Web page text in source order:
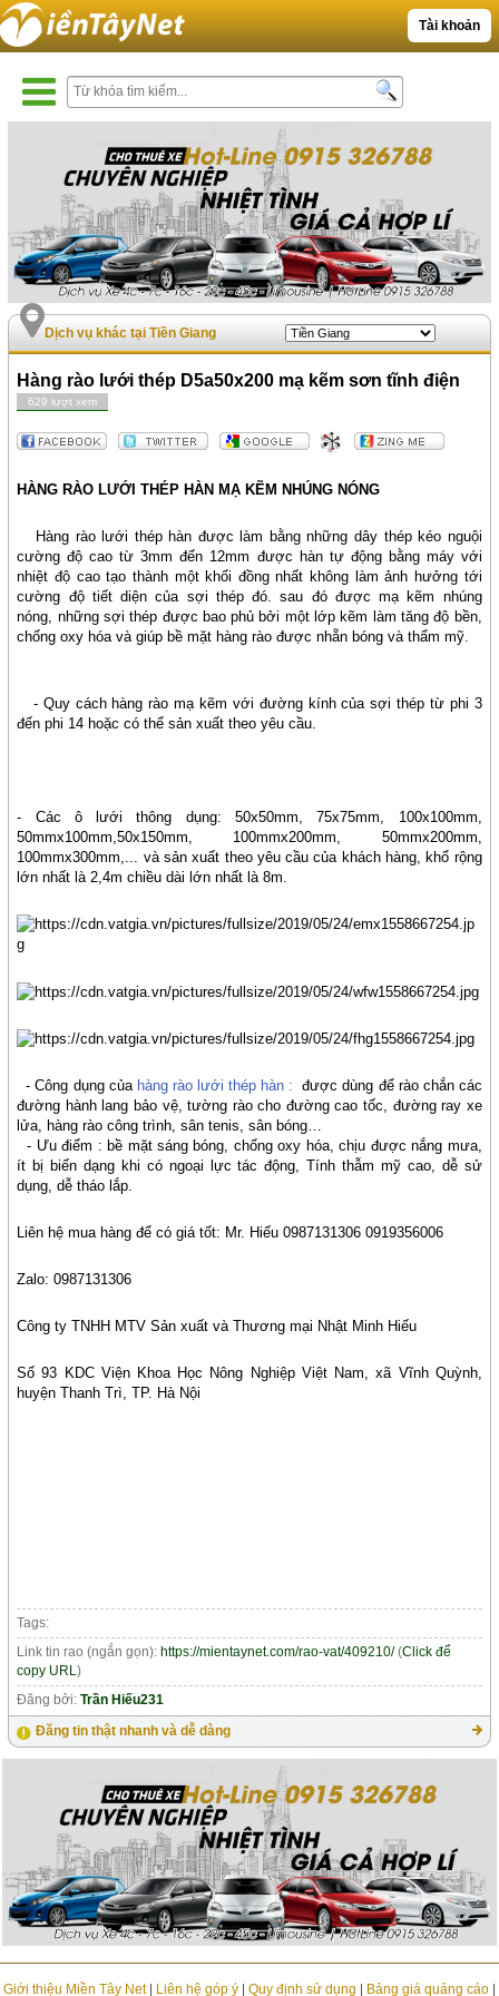
Tài khoản
Dịch vụ khác tại Tiền Giang
Hàng rào lưới thép D5a50x200 mạ kẽm sơn tĩnh điện
629 lượt xem
HÀNG RÀO LƯỚI THÉP HÀN MẠ KẼM NHÚNG NÓNG
Hàng rào lưới thép hàn được làm bằng những dây thép kéo nguội
cường độ cao từ 3mm đến 12mm được hàntự động bằng máy với
nhiệt độ cao tạo thành một khối đồng nhất không làm ảnh hưởng tới
cường độ tiết diện của sợi thép đó. sau đó đượcmạ kẽm nhúng
nóng, những sợi thép được bao phủ bởi một lớp kẽm làm tăng độ bền,
chống oxy hóa và giúp bề mặt hàng rào được nhẵn bóng và thẩm mỹ.
- Quy cách hàng rào mạ kẽm với đường kính của sợi thép từ phi 3
đến phi 14 hoặc có thể sản xuất theo yêu cầu.
- Các ô lưới thông dụng: 50x50mm, 75x75mm, 100x100mm,
50mmx100mm,50x150mm, 100mmx200mm, 50mmx200mm,
100mmx300mm,... và sản xuất theo yêu cầu của khách hàng, khổ rộng
lớn nhất là 2,4m chiều dài lớn nhất là 8m.
- Công dụng của hàng rào lưới thép hàn : được dùng để rào chắn các
đường hành lang bảo vệ, tường rào cho đường cao tốc, đường ray xe
lửa, hàng rào công trình, sân tenis, sân bóng…
- Ưu điểm : bề mặt sáng bóng, chống oxy hóa, chịu được nắng mưa,
ít bị biến dạng khi có ngoại lực tác động, Tính thẫm mỹ cao, dễ sử
dụng, dễ tháo lắp.
Liên hệ mua hàng để có giá tốt: Mr. Hiếu 0987131306 0919356006
Zalo: 0987131306
Công ty TNHH MTV Sản xuất và Thương mại Nhật Minh Hiếu
Số 93 KDC Viện Khoa Học Nông Nghiệp Việt Nam, xã Vĩnh Quỳnh,
huyện Thanh Trì, TP. Hà Nội
Tags:
Link tin rao (ngắn gọn): https://mientaynet.com/rao-vat/409210/(Click để
copy URL)
Đăng bởi:Trần Hiếu231
Đăng tin thật nhanh và dễ dàng
Giới thiệu Miền Tây Net| Liên hệ góp ý| Quy định sử dụng | Bảng giá quảng cáo|